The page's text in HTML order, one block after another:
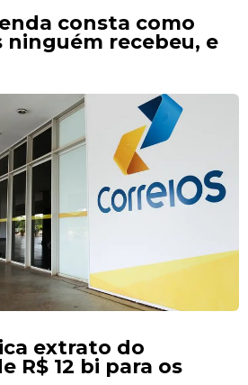
consta como
ninguém recebeu, e
extrato do
R$ 12 bi para os